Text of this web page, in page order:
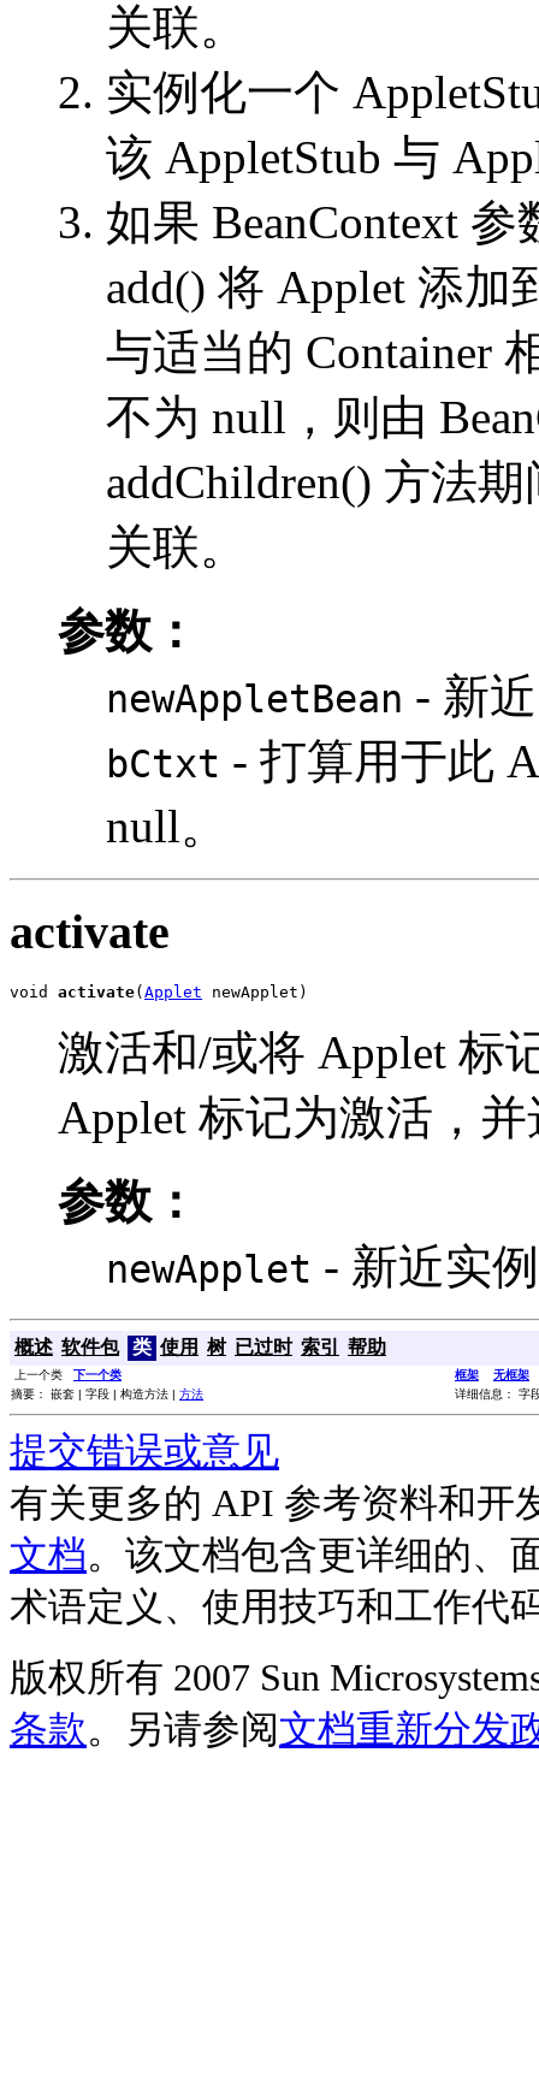
关联。
实例化一个
该 AppletStub 与
如果 BeanContext
add() 将 Applet 添加
与适当的 Container
不为 null，则由
addChildren() 方法
关联。
参数：
newAppletBean - 新
bCtxt - 打算用于此
null。
activate
void activate(Applet newApplet)
激活和/或将 Applet 标
Applet 标记为激活，
参数：
newApplet - 新近实
概述 软件包 类 使用 树 已过时 索引 帮助
上一个类 下一个类 框架
无框架
摘要： 嵌套 | 字段 | 构造方法 | 方法 详细信息： 字
提交错误或意见
有关更多的 API 参考资料和开
文档。该文档包含更详细的、
术语定义、使用技巧和工作代
版权所有 2007 Sun
条款。另请参阅文档重新分发